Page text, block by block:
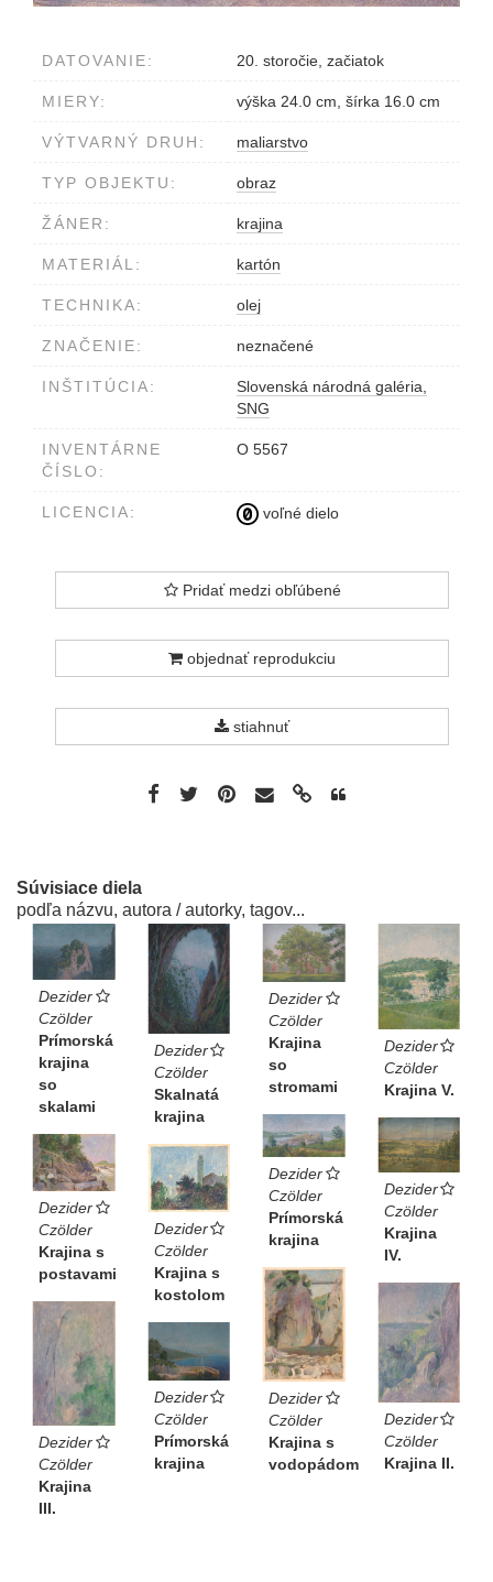
DATOVANIE: 20. storočie, začiatok
MIERY: výška 24.0 cm, šírka 16.0 cm
VÝTVARNÝ DRUH: maliarstvo
TYP OBJEKTU: obraz
ŽÁNER: krajina
MATERIÁL: kartón
TECHNIKA: olej
ZNAČENIE: neznačené
INŠTITÚCIA:
Slovenská národná galéria,
SNG
INVENTÁRNE
ČÍSLO:
O 5567
LICENCIA: voľné dielo
Pridať medzi obľúbené
objednať reprodukciu
stiahnuť
Súvisiace diela
podľa názvu, autora / autorky, tagov...
Dezider
Czölder
Prímorská
krajina
so
skalami
Dezider
Czölder
Skalnatá
krajina
Dezider
Czölder
Krajina
so
stromami
Dezider
Czölder
Krajina V.
Dezider
Czölder
Prímorská
krajina
Dezider
Czölder
Krajina
IV.
Dezider
Czölder
Krajina s
postavami
Dezider
Czölder
Krajina s
kostolom
Dezider
Czölder
Krajina s
vodopádom
Dezider
Czölder
Krajina II.
Dezider
Czölder
Krajina
III.
Dezider
Czölder
Prímorská
krajina